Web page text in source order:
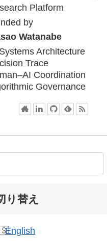
Platform
by
Watanabe
Architecture
Trace
Coordination
Governance
り替え
English